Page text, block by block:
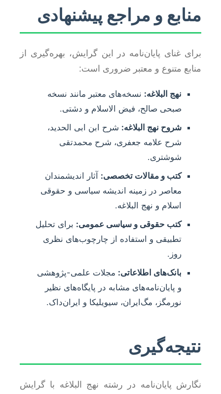
منابع و مراجع پیشنهادی
برای غنای پایان‌نامه در این گرایش، بهره‌گیری از
منابع متنوع و معتبر ضروری است:
نهج البلاغه: نسخه‌های معتبر مانند نسخه
صبحی صالح، فیض الاسلام و دشتی.
شروح نهج البلاغه: شرح ابن ابی الحدید،
شرح علامه جعفری، شرح محمدتقی
شوشتری.
کتب و مقالات تخصصی: آثار اندیشمندان
معاصر در زمینه اندیشه سیاسی و حقوقی
اسلام و نهج البلاغه.
کتب حقوقی و سیاسی عمومی: برای تحلیل
تطبیقی و استفاده از چارچوب‌های نظری
روز.
بانک‌های اطلاعاتی: مجلات علمی-پژوهشی
و پایان‌نامه‌های مشابه در پایگاه‌های نظیر
نورمگز، مگ‌ایران، سیویلیکا و ایران‌داک.
نتیجه‌گیری
نگارش پایان‌نامه در رشته نهج البلاغه با گرایش